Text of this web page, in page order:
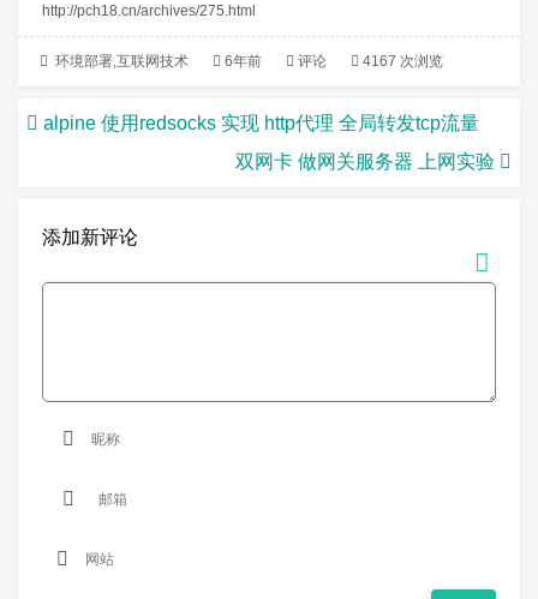
http://pch18.cn/archives/275.html
环境部署,互联网技术 6年前 评论 4167 次浏览
alpine 使用redsocks 实现 http代理 全局转发tcp流量
双网卡 做网关服务器 上网实验
添加新评论